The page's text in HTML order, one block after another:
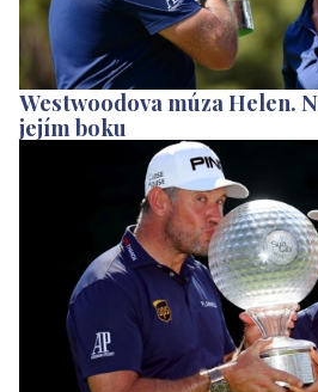
Westwoodova múza Helen.
jejím boku